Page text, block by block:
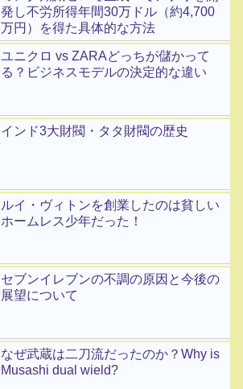
発し不労所得年間30万ドル（約4,700
万円）を得た具体的な方法
ユニクロ vs ZARAどっちが儲かって
る？ビジネスモデルの決定的な違い
インド3大財閥・タタ財閥の歴史
ルイ・ヴィトンを創業したのは貧しい
ホームレス少年だった！
セブンイレブンの不調の原因と今後の
展望について
なぜ武蔵は二刀流だったのか？Why is
Musashi dual wield?